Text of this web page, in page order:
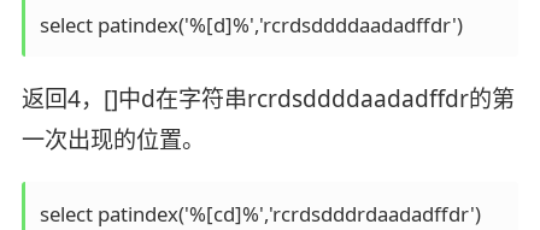
select patindex('%[d]%','rcrdsddddaadadffdr')
返回4，[]中d在字符串rcrdsddddaadadffdr的第
一次出现的位置。
select patindex('%[cd]%','rcrdsdddrdaadadffdr')